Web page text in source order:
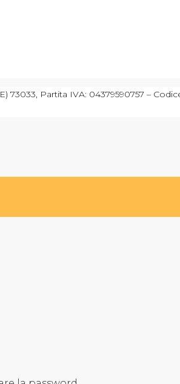
Partita IVA: 04379590757 –